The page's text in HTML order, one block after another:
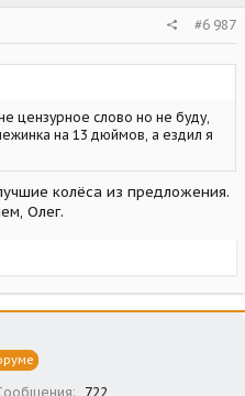
#6 987
цензурное слово но не буду,
на 13 дюймов, а ездил я
колёса из предложения.
Олег.
722